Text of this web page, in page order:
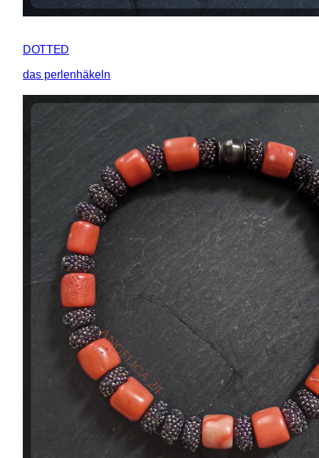
DOTTED
das perlenhäkeln